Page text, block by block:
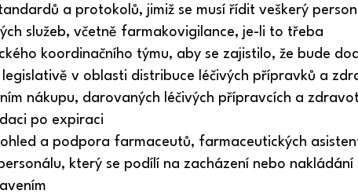
a protokolů, jimiž se musí řídit veškerý
služeb, včetně farmakovigilance, je-li to třeba
koordinačního týmu, aby se zajistilo, že bude
v oblasti distribuce léčivých přípravků a
nákupu, darovaných léčivých přípravcích a
po expiraci
a podpora farmaceutů, farmaceutických
který se podílí na zacházení nebo nakládání